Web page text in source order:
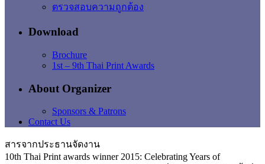
ตรวจสอบความถูกต้อง
Download
Brochure
1st – 9th Thai Print Awards
About Organizer
Sponsors & Patrons
Contact Us
สารจากประธานจัดงาน
10th Thai Print awards winner 2015: Celebrating Years of